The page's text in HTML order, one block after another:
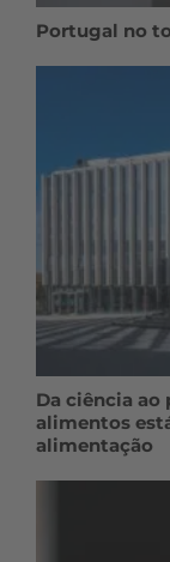
Portugal no
Da ciência ao
alimentos
alimentação